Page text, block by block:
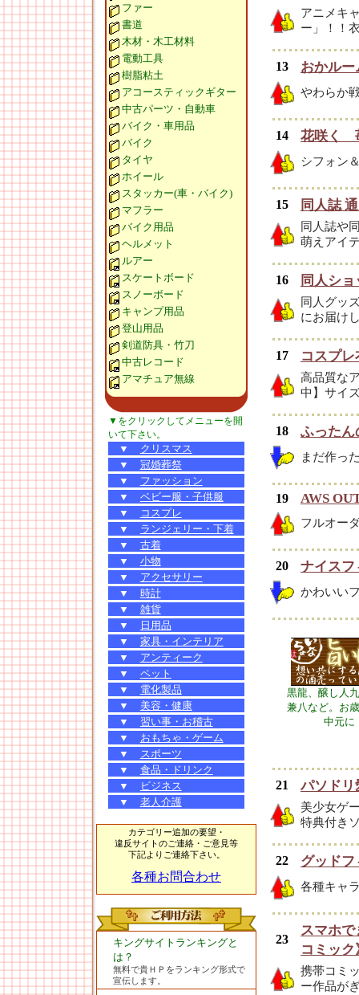
ファー
書道
木材・木工材料
電動工具
樹脂粘土
アコースティックギター
中古パーツ・自動車
バイク・車用品
バイク
タイヤ
ホイール
スタッカー(車・バイク)
マフラー
バイク用品
ヘルメット
ルアー
スケートボード
スノーボード
キャンプ用品
登山用品
剣道防具・竹刀
中古レコード
アマチュア無線
▼をクリックしてメニューを開
いて下さい。
▼
クリスマス
▼
冠婚葬祭
▼
ファッション
▼
ベビー服・子供服
▼
コスプレ
▼
ランジェリー・下着
▼
古着
▼
小物
▼
アクセサリー
▼
時計
▼
雑貨
▼
日用品
▼
家具・インテリア
▼
アンティーク
▼
ペット
▼
電化製品
▼
美容・健康
▼
習い事・お稽古
▼
おもちゃ・ゲーム
▼
スポーツ
▼
食品・ドリンク
▼
ビジネス
▼
老人介護
カテゴリー追加の要望・
違反サイトのご連絡・ご意見等
下記よりご連絡下さい。
各種お問合わせ
キングサイトランキングと
は？
無料で貴ＨＰをランキング形式で
宣伝します。
アニメキ
ー」！！
13 おかルー
やわらか
14 花咲く
シフォン
15 同人誌
同人誌や
萌えアイ
16 同人シ
同人グッ
にお届け
17 コスプ
高品質な
中】サイ
18 ふったん
まだ作っ
19 AWS
フルオー
20 ナイスフ
かわいい
黒龍、醸し人
兼八など。お
中元に
21 パソドリ
美少女ゲ
特典付き
22 グッドフ
各種キャ
23
スマホ
コミック
携帯コミ
ー作品が